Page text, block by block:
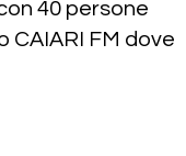
40 persone
CAIARI FM dove